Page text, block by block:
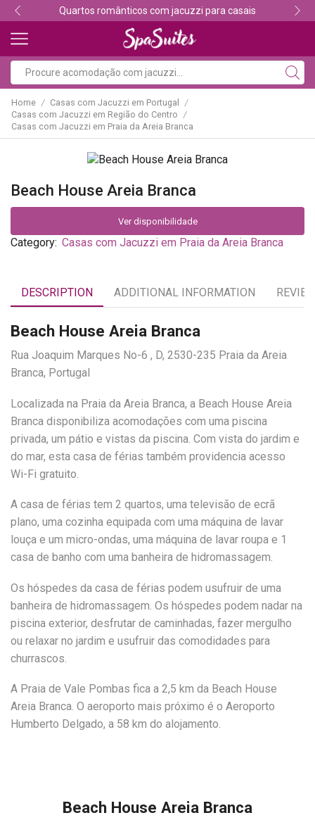
Descubra os melhores alojamentos com jacuzzi
Home / Casas com Jacuzzi em Portugal /
Casas com Jacuzzi em Região do Centro /
Casas com Jacuzzi em Praia da Areia Branca
Beach House Areia Branca
Ver disponibilidade
Category: Casas com Jacuzzi em Praia da Areia Branca
DESCRIPTION ADDITIONAL INFORMATION
Beach House Areia Branca
Rua Joaquim Marques No-6 , D, 2530-235 Praia da Areia
Branca, Portugal
Localizada na Praia da Areia Branca, a Beach House Areia
Branca disponibiliza acomodações com uma piscina
privada, um pátio e vistas da piscina. Com vista do jardim e
do mar, esta casa de férias também providencia acesso
Wi-Fi gratuito.
A casa de férias tem 2 quartos, uma televisão de ecrã
plano, uma cozinha equipada com uma máquina de lavar
louça e um micro-ondas, uma máquina de lavar roupa e 1
casa de banho com uma banheira de hidromassagem.
Os hóspedes da casa de férias podem usufruir de uma
banheira de hidromassagem. Os hóspedes podem nadar na
piscina exterior, desfrutar de caminhadas, fazer mergulho
ou relaxar no jardim e usufruir das comodidades para
churrascos.
A Praia de Vale Pombas fica a 2,5 km da Beach House
Areia Branca. O aeroporto mais próximo é o Aeroporto
Humberto Delgado, a 58 km do alojamento.
Beach House Areia Branca